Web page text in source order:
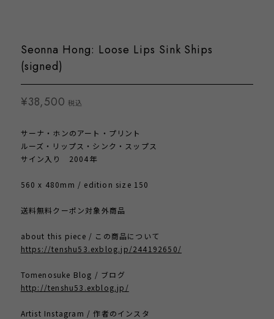
Seonna Hong: Loose Lips Sink Ships
(signed)
¥38,500 税込
サーナ・ホンのアート・プリント
ルーズ・リップス・シンク・スップス
サイン入り 2004年
560 x 480mm / edition size 150
送料無料クーポン対象外商品
about this piece / この商品について
https://tenshu53.exblog.jp/244192650/
Tomenosuke Blog / ブログ
http://tenshu53.exblog.jp/
Artist Instagram / 作者のインスタ